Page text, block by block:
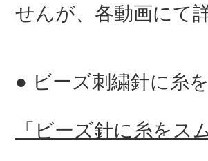
せんが、各動画にて
ビーズ刺繍針に糸
「ビーズ針に糸をス